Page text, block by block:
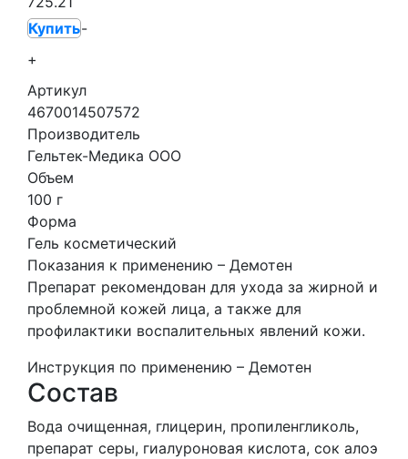
Купить-
+
Артикул
4670014507572
Производитель
Гельтек-Медика ООО
Объем
100 г
Форма
Гель косметический
Показания к применению – Демотен
Препарат рекомендован для ухода за жирной и
проблемной кожей лица, а также для
профилактики воспалительных явлений кожи.
Инструкция по применению – Демотен
Состав
Вода очищенная, глицерин, пропиленгликоль,
препарат серы, гиалуроновая кислота, сок алоэ